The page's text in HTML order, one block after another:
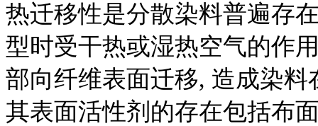
热迁移性是分散染料普遍存
型时受干热或湿热空气的作
部向纤维表面迁移, 造成染
其表面活性剂的存在包括布